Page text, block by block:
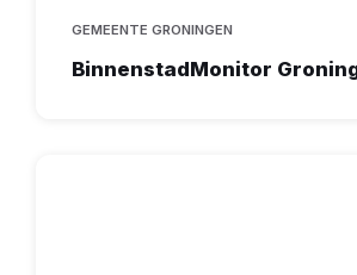
GEMEENTE GRONINGEN
BinnenstadMonitor